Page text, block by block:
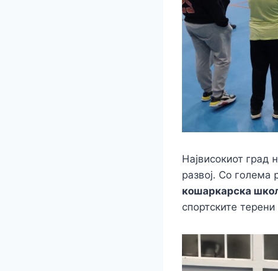
Највисокиот град
развој. Со голема
кошаркарска
спортските